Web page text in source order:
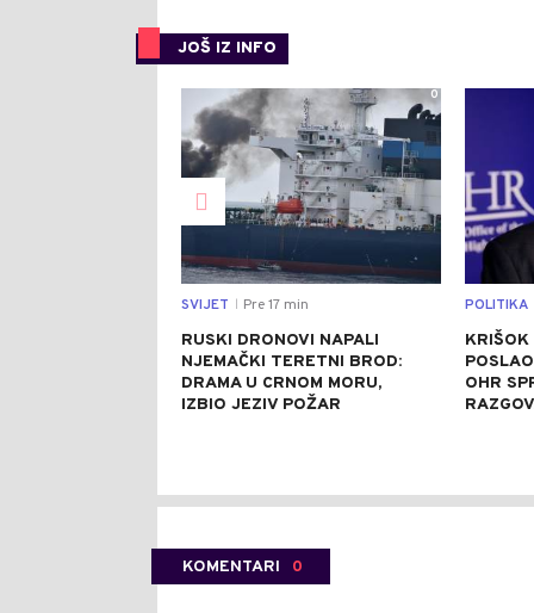
JOŠ IZ INFO
0
SVIJET Pre 17 min
RUSKI DRONOVI NAPALI
NJEMAČKI TERETNI BROD:
DRAMA U CRNOM MORU,
IZBIO JEZIV POŽAR
POLITIKA
OHR
KOMENTARI 0